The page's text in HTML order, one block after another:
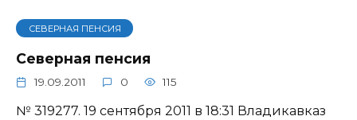
СЕВЕРНАЯ ПЕНСИЯ
Северная пенсия
19.09.2011 0 115
№ 319277. 19 сентября 2011 в 18:31 Владикавказ